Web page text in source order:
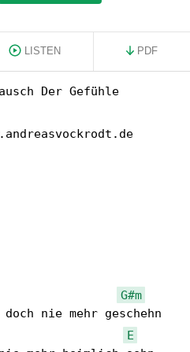
LISTEN PDF
Der Gefühle
G#m
nie mehr geschehn
E